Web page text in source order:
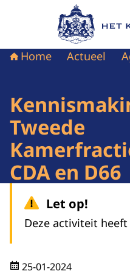
Naar de
Home Actueel
Tweede
CDA en D66
Let op!
Deze activiteit
25-01-2024